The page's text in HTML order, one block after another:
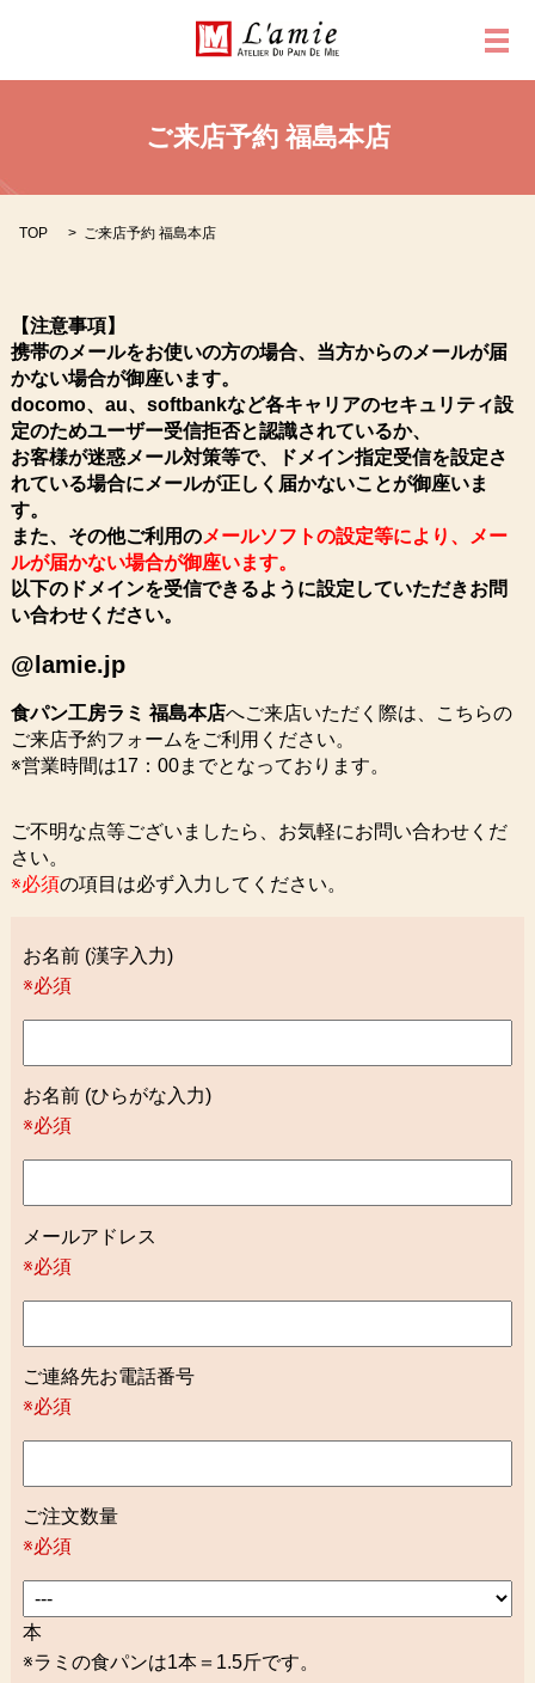
メ
ご来店予約 福島本店
TOP ご来店予約 福島本店
【注意事項】
携帯のメールをお使いの方の場合、当方からのメールが届
かない場合が御座います。
docomo、au、softbankなど各キャリアのセキュリティ設
定のためユーザー受信拒否と認識されているか、
お客様が迷惑メール対策等で、ドメイン指定受信を設定さ
れている場合にメールが正しく届かないことが御座いま
す。
また、その他ご利用のメールソフトの設定等により、メー
ルが届かない場合が御座います。
以下のドメインを受信できるように設定していただきお問
い合わせください。
@lamie.jp
食パン工房ラミ 福島本店へご来店いただく際は、こちらの
ご来店予約フォームをご利用ください。
※営業時間は17：00までとなっております。
ご不明な点等ございましたら、お気軽にお問い合わせくだ
さい。
※必須の項目は必ず入力してください。
お名前 (漢字入力)
※必須
お名前 (ひらがな入力)
※必須
メールアドレス
※必須
ご連絡先お電話番号
※必須
ご注文数量
※必須
本
※ラミの食パンは1本＝1.5斤です。